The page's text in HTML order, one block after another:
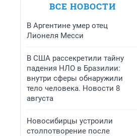
ВСЕ НОВОСТИ
В Аргентине умер отец
Лионеля Месси
В США рассекретили тайну
падения НЛО в Бразилии:
внутри сферы обнаружили
тело человека. Новости 8
августа
Новосибирцы устроили
столпотворение после